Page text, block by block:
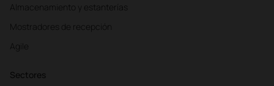
Almacenamiento y estanterías
Mostradores de recepción
Agile
Sectores